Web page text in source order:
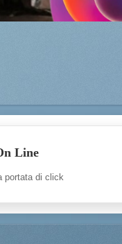
Line
portata di click